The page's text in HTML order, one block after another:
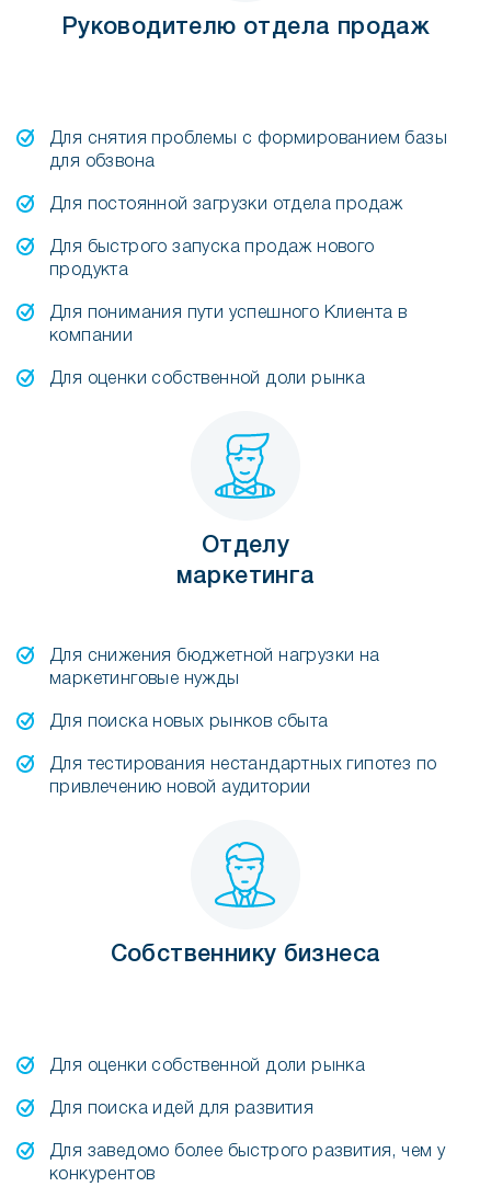
Руководителю отдела продаж
Для снятия проблемы с формированием базы
для обзвона
Для постоянной загрузки отдела продаж
Для быстрого запуска продаж нового
продукта
Для понимания пути успешного Клиента в
компании
Для оценки собственной доли рынка
Отделу
маркетинга
Для снижения бюджетной нагрузки на
маркетинговые нужды
Для поиска новых рынков сбыта
Для тестирования нестандартных гипотез по
привлечению новой аудитории
Собственнику бизнеса
Для оценки собственной доли рынка
Для поиска идей для развития
Для заведомо более быстрого развития, чем у
конкурентов